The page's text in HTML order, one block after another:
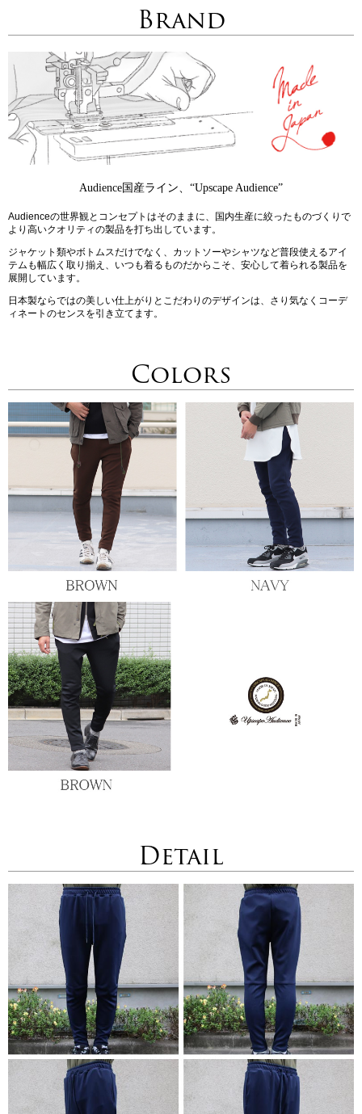
Brand
Audience国産ライン、“Upscape Audience”
Audienceの世界観とコンセプトはそのままに、国内生産に絞ったものづくりで
より高いクオリティの製品を打ち出しています。
ジャケット類やボトムスだけでなく、カットソーやシャツなど普段使えるアイ
テムも幅広く取り揃え、いつも着るものだからこそ、安心して着られる製品を
展開しています。
日本製ならではの美しい仕上がりとこだわりのデザインは、さり気なくコーデ
ィネートのセンスを引き立てます。
Colors
Detail